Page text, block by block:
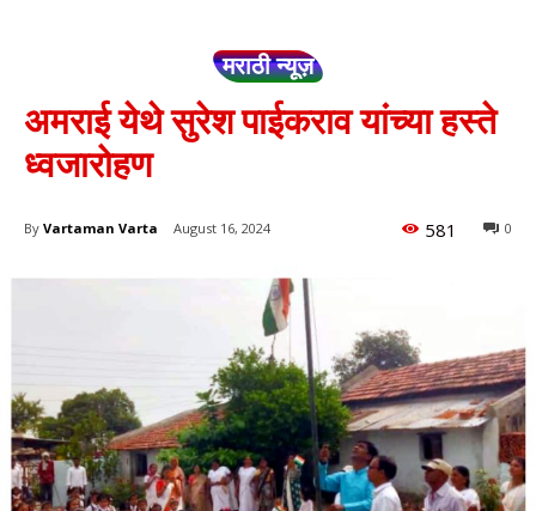
मराठी न्यूज़
अमराई येथे सुरेश पाईकराव यांच्या हस्ते
ध्वजारोहण
By Vartaman Varta August 16, 2024 0
581